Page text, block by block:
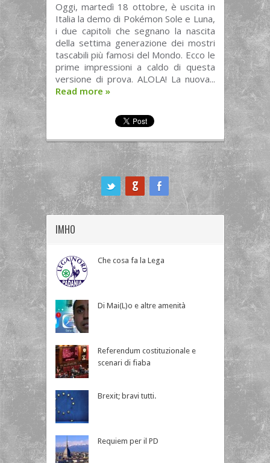
Oggi, martedì 18 ottobre, è uscita in
Italia la demo di Pokémon Sole e Luna,
i due capitoli che segnano la nascita
della settima generazione dei mostri
tascabili più famosi del Mondo. Ecco le
prime impressioni a caldo di questa
versione di prova. ALOLA! La nuova...
Read more »
IMHO
Che cosa fa la Lega
Di Mai(L)o e altre amenità
Referendum costituzionale e
scenari di fiaba
Brexit; bravi tutti.
Requiem per il PD